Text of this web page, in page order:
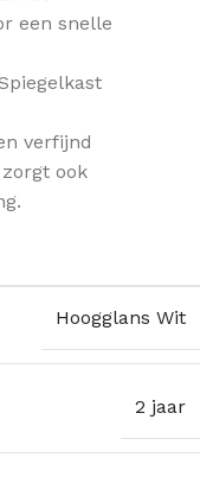
een snelle
verfijnd
ook
Hoogglans Wit
2 jaar